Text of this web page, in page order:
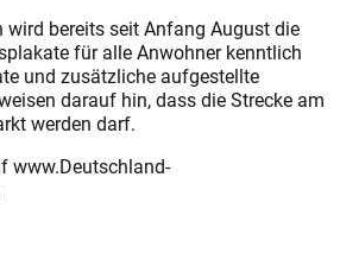
bereits seit Anfang August die
für alle Anwohner kenntlich
und zusätzliche aufgestellte
darauf hin, dass die Strecke am
werden darf.
www.Deutschland-